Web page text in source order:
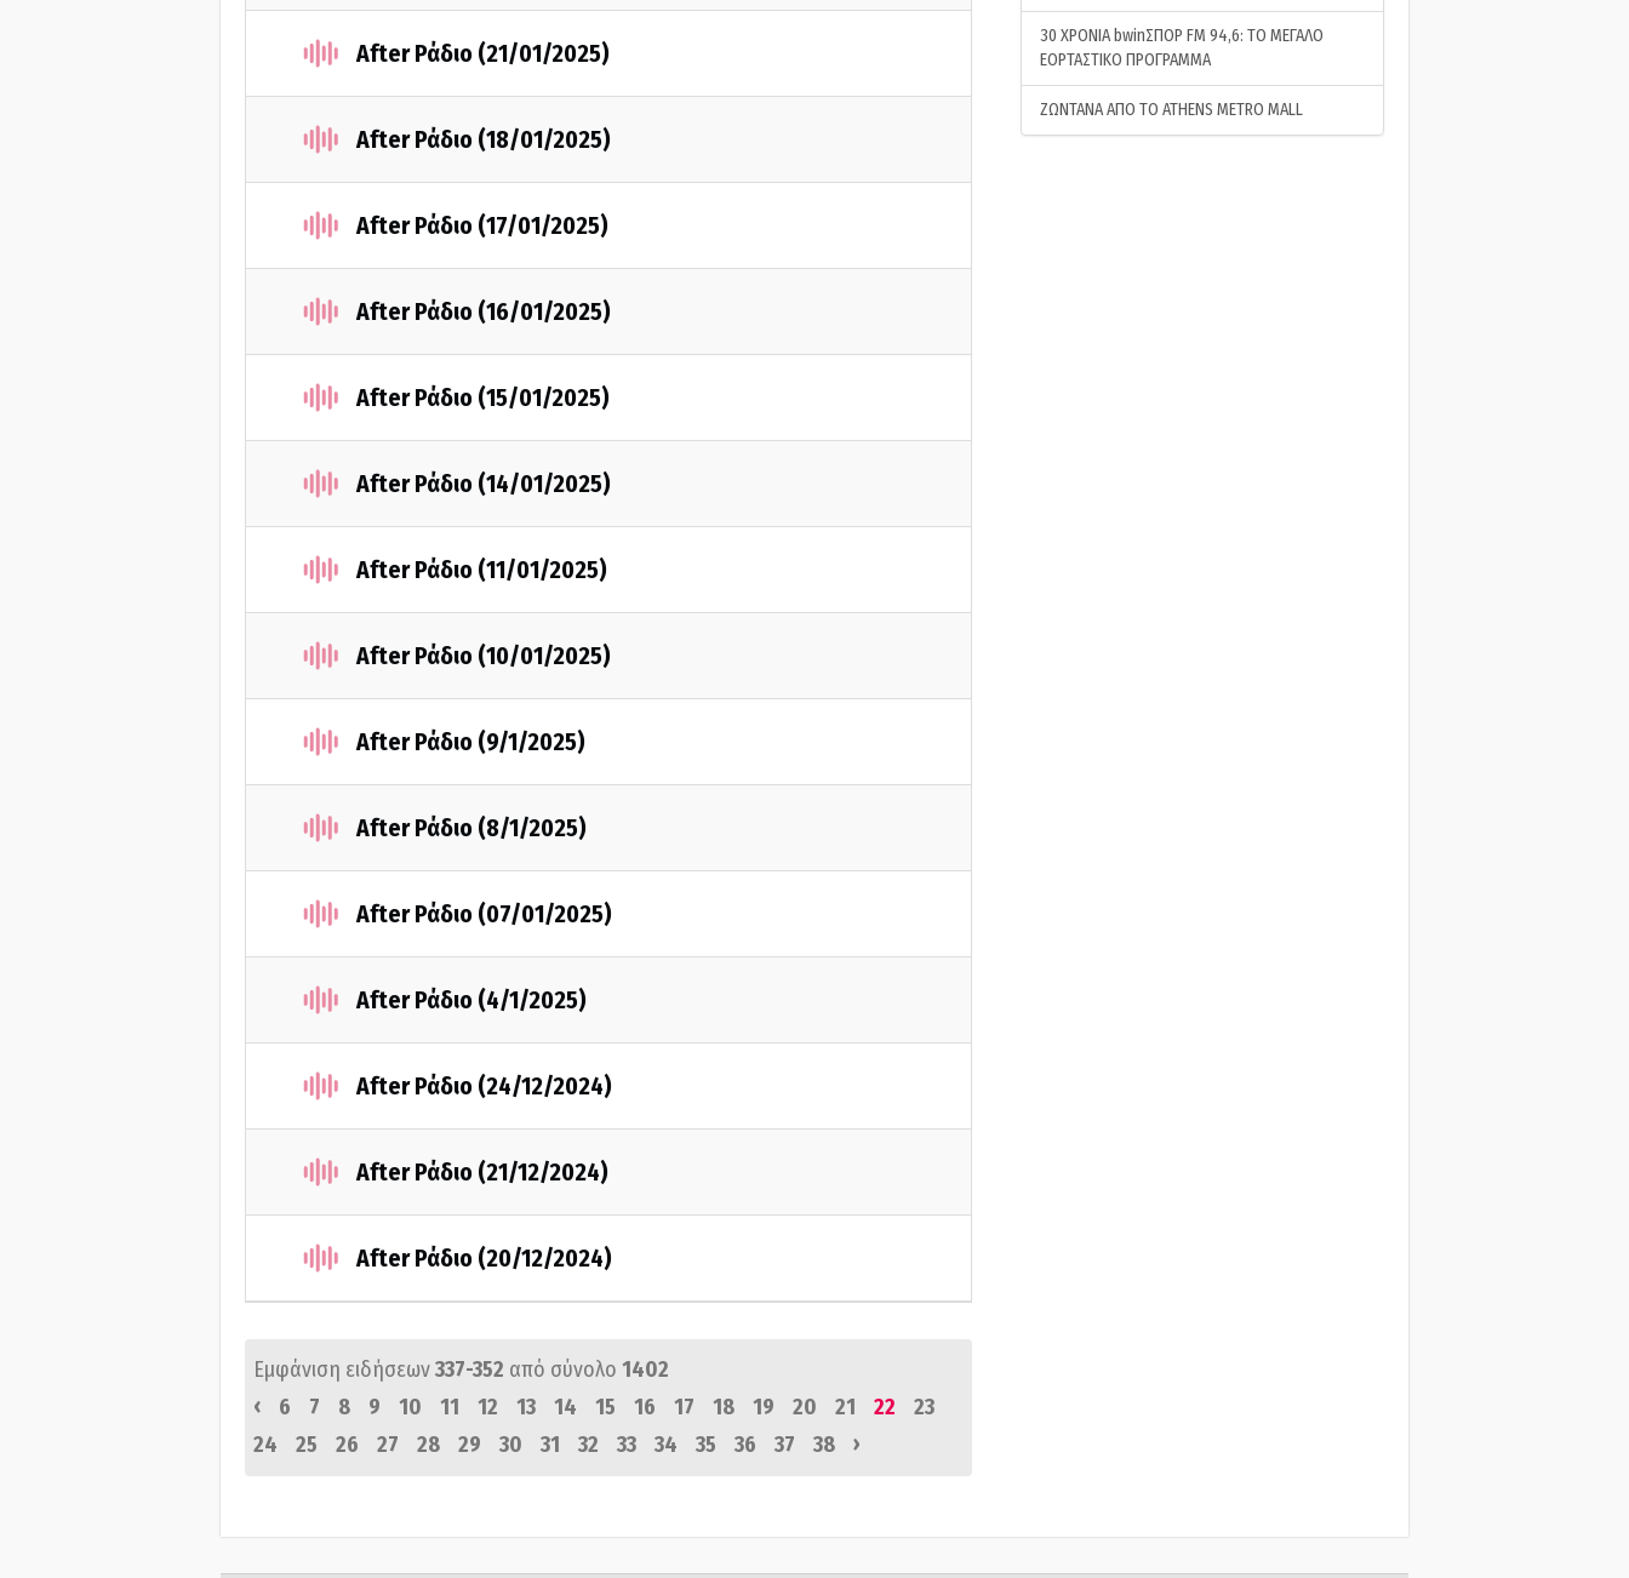
After Ράδιο (21/01/2025)
After Ράδιο (18/01/2025)
After Ράδιο (17/01/2025)
After Ράδιο (16/01/2025)
After Ράδιο (15/01/2025)
After Ράδιο (14/01/2025)
After Ράδιο (11/01/2025)
After Ράδιο (10/01/2025)
After Ράδιο (9/1/2025)
After Ράδιο (8/1/2025)
After Ράδιο (07/01/2025)
After Ράδιο (4/1/2025)
After Ράδιο (24/12/2024)
After Ράδιο (21/12/2024)
After Ράδιο (20/12/2024)
Εμφάνιση ειδήσεων337-352 από σύνολο 1402
‹
6 7 8 9 10 11 12 13 14 15 16 17 18 19 20 21 22
23
24
25 26 27 28 29 30 31 32 33 34 35 36 37 38 ›
30 ΧΡΟΝΙΑ bwinΣΠΟΡ FM 94,6: ΤΟ ΜΕΓΑΛΟ
ΕΟΡΤΑΣΤΙΚΟ ΠΡΟΓΡΑΜΜΑ
ΖΩΝΤΑΝΑ ΑΠΟ ΤΟ ATHENS METRO MALL